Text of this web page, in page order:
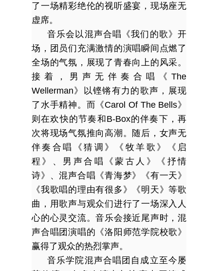
了一场精彩绝伦的视听盛宴，现场座无
虚席。
音乐会以混声合唱《我们的歌》开
场，团员们充满激情的演唱瞬间点燃了
全场的气氛，展现了青春向上的风采。
接着，男声无伴奏合唱《The
Wellerman》以铿锵有力的歌声，展现
了水手精神。而《Carol Of The Bells》
则在欢快的节奏和B-Box的伴奏下，再
次将现场气氛推向高潮。随后，女声无
伴奏合唱《猜调》《牧羊歌》《启
程》、男声合唱《蒙古人》《抒情
诗》、混声合唱《青海梦》《有一天》
《我歌唱的理由有很多》《明天》等歌
曲，用歌声与观众们进行了一场深入人
心的心灵交流。音乐会接近尾声时，混
声合唱团演唱的《洛阳师范学院校歌》
赢得了观众的热烈掌声。
音乐学院混声合唱团自成立至今屡